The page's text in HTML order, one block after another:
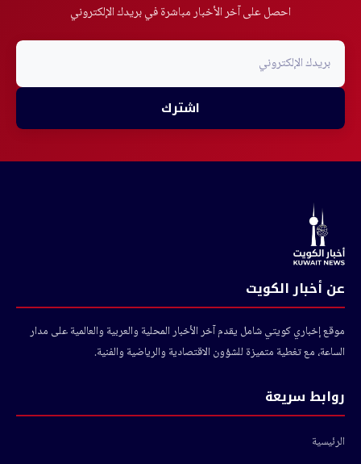
احصل على آخر الأخبار مباشرة في بريدك الإلكتروني
اشترك
عن أخبار الكويت
موقع إخباري كويتي شامل يقدم آخر الأخبار المحلية والعربية والعالمية على مدار
الساعة، مع تغطية متميزة للشؤون الاقتصادية والرياضية والفنية.
روابط سريعة
الرئيسية